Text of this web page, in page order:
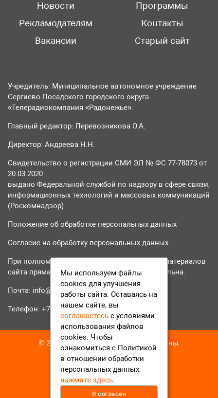
Новости
Программы
Рекламодателям
Контакты
Вакансии
Старый сайт
Учредитель: Муниципальное автономное учреждение
Сергиево-Посадского городского округа
«Телерадиокомпания «Радонежье».
Главный редактор: Перевозникова О.А.
Директор: Андреева Н.Н.
Свидетельство о регистрации СМИ ЭЛ № ФС 77-78073 от
20.03.2020
выдано Федеральной службой по надзору в сфере связи,
информационных технологий и массовых коммуникаций
(Роскомнадзор).
Положение об обработке персональных данных
Согласие на обработку персональных данных
При полном или частичном использовании материалов
сайта прямая гиперссылка на tvr24.tv обязательна.
Почта: info@tvr24.tv
Телефон: +7 (496) 551-04-95
© 2016-2023 ТВР24 Все права защищены
Мы используем файлы
cookies для улучшения
работы сайта. Оставаясь на
нашем сайте, вы
соглашаетесь с условиями
использования файлов
cookies. Чтобы
ознакомиться с Политикой
в отношении обработки
персональных данных,
нажмите здесь.
Я согласен